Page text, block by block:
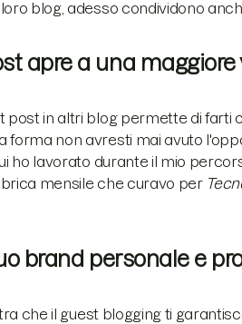
blog, adesso condividono
apre a una maggiore
in altri blog permette di farti
forma non avresti mai avuto
ho lavorato durante il mio
mensile che curavo per
brand personale e
che il guest blogging ti